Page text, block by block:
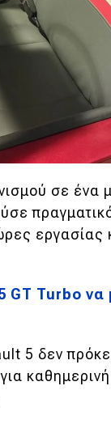
σε ένα
εργασίας
GT Turbo
5 δεν